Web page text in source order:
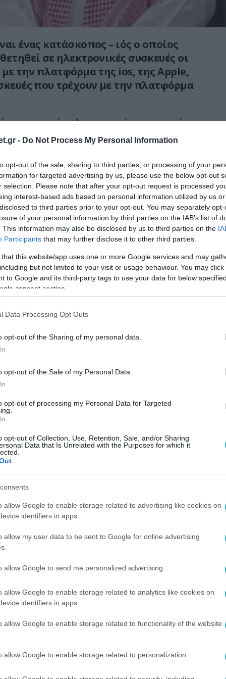
- Do Not Process My Personal Information
opt-out of the sale, sharing to third parties, or processing of your
for targeted advertising by us, please use the below opt-out
selection. Please note that after your opt-out request is processed
interest-based ads based on personal information utilized by us
to third parties prior to your opt-out. You may separately
of your personal information by third parties on the IAB’s list of
This information may also be disclosed by us to third parties on the
Participants that may further disclose it to other third parties.
that this website/app uses one or more Google services and may
but not limited to your visit or usage behaviour. You may
to Google and its third-party tags to use your data for below
consent section.
Data Processing Opt Outs
opt-out of the Sharing of my personal data.
opt-out of the Sale of my Personal Data.
opt-out of processing my Personal Data for Targeted
opt-out of Collection, Use, Retention, Sale, and/or Sharing
Data that Is Unrelated with the Purposes for which it
allow Google to enable storage related to advertising like cookies on
identifiers in apps.
allow my user data to be sent to Google for online advertising
allow Google to send me personalized advertising.
allow Google to enable storage related to analytics like cookies on
identifiers in apps.
allow Google to enable storage related to functionality of the website
allow Google to enable storage related to personalization.
ένας κατάσκοπος – ιός ο οποίος
σε ηλεκτρονικές συσκευές οι
με την πλατφόρμα της ios, της Αpple,
που τρέχουν με την πλατφόρμα
την εταιρεία ηλεκτρονικών εφαρμογών του
Πρωτοανακαλύφθηκε τον Αύγουστο του
ανθρωπίνων δικαιωμάτων,
το εγχείρημα, οι δυνατότητές του
ασφαλείας που αντιμετώπιζε τα
τη δυνατότητα να διαβάζει κείμενα και
να παρακολουθεί τηλεφωνικές
τις ακριβείς τοποθεσίες όπου
μπορεί να κάνει χρήση του
έτσι να συγκεντρώσει περισσότερες
αυτών των δυνατοτήτων.
με την έκδοση 9.3.5 του
εξουδετερώσει τις απειλές αλλά όπως
πλήρως διότι σύμφωνα με τις τελευταίες
του Τζεφ Μπέζος μολύνθηκε και
watch up που για πολλούς
καταναλωτές θεωρείται ασφαλής, από
πλουσιότερος άνθρωπος στον κόσμο ο
διαθέτει και αναβαθμισμένη υπηρεσία
τον ίδιο, την οικογένειά του και τα
Ήδη το αφεντικό της Amazon ως γνωστόν,
ζήτημα με την ασφάλεια των
διότι πριν από λίγο καιρό είχε αποκαλυφθεί
τα μηνύματα που είχαν σταλεί στην
αναγκαστεί να καταβάλει μια ολόκληρη
τα πράγματα ήταν πιο σοβαρά. Ο ιός
μέσω της εφαρμογής watch up από το
του Μοχάμεντ Μπιν Σαλμάν, του
και πραγματικού ηγέτη της Σαουδικής